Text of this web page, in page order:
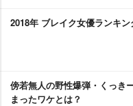
2018年 ブレイク女優ランキン
傍若無人の野性爆弾・くっき
まったワケとは？